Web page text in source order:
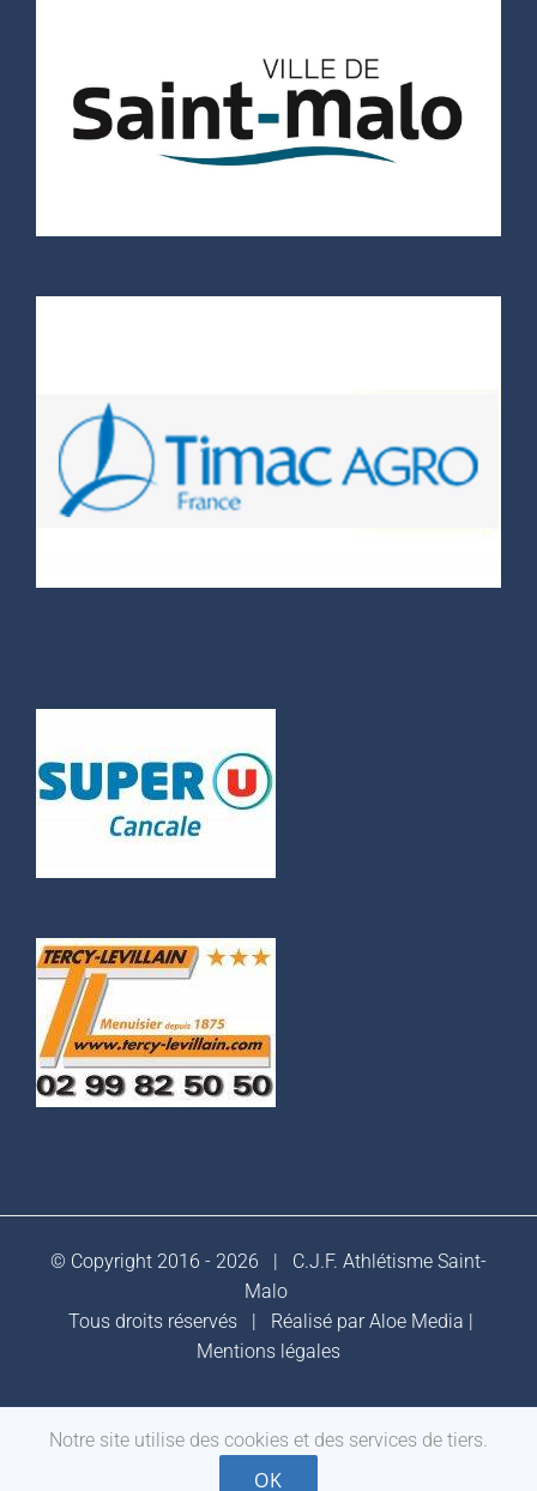
© Copyright 2016 - 2026 | C.J.F. Athlétisme Saint-
Malo
Tous droits réservés | Réalisé parAloe Media
Mentions légales
Facebook
Notre site utilise des cookies et des services de tiers.
OK